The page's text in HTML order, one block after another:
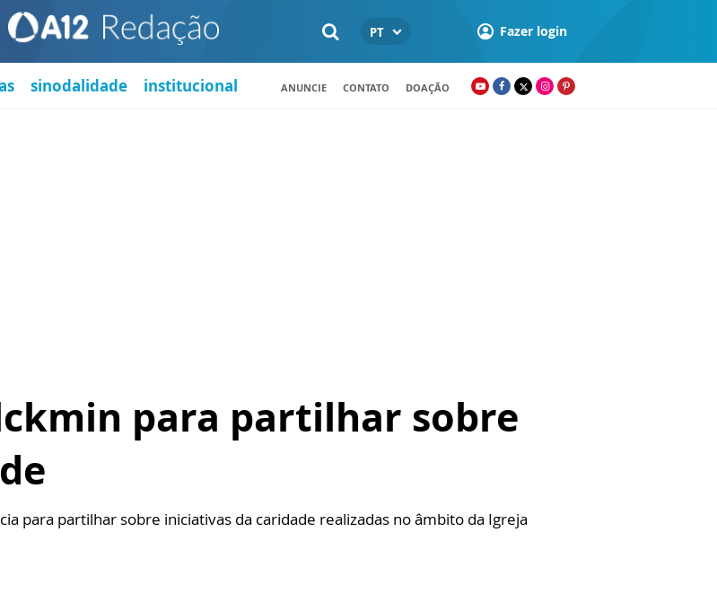
PT Fazer login
sinodalidade institucional ANUNCIE CONTATO DOAÇÃO
para partilhar sobre
para partilhar sobre iniciativas da caridade realizadas no âmbito da Igreja